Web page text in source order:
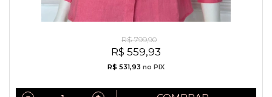
R$ 559,93
R$ 799,90
R$ 531,93 no PIX